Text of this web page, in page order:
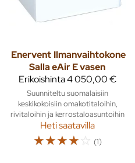
Enervent Ilmanvaihtokone
Salla eAir E vasen
Erikoishinta4 050,00 €
Suunniteltu suomalaisiin
keskikokoisiin omakotitaloihin,
rivitaloihin ja kerrostaloasuntoihin
Heti saatavilla
☆☆☆☆☆ (1)